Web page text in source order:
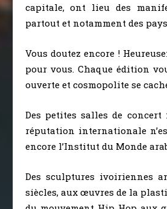
capitale, ont lieu des
partout et notamment des
Vous doutez encore !
pour vous. Chaque édition
ouverte et cosmopolite se
Des petites salles de
réputation internationale
encore l’Institut du Monde
Des sculptures ivoiriennes
siècles, aux œuvres de la